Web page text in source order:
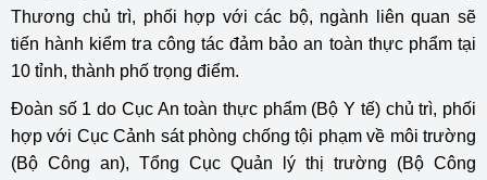
Thương chủ trì, phối hợp với các bộ, ngành liên quan sẽ
tiến hành kiểm tra công tác đảm bảo an toàn thực phẩm tại
10 tỉnh, thành phố trọng điểm.
Đoàn số 1 do Cục An toàn thực phẩm (Bộ Y tế) chủ trì, phối
hợp với Cục Cảnh sát phòng chống tội phạm về môi trường
(Bộ Công an), Tổng Cục Quản lý thị trường (Bộ Công